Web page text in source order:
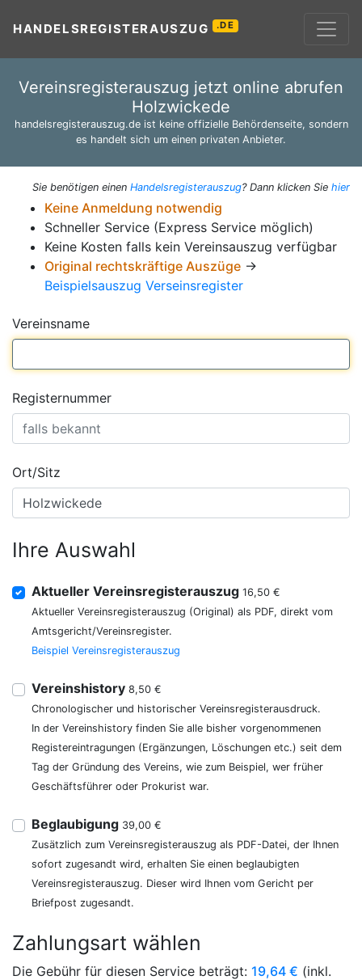
HANDELSREGISTERAUSZUG .DE
Vereinsregisterauszug jetzt online abrufen
Holzwickede
handelsregisterauszug.de ist keine offizielle Behördenseite, sondern
es handelt sich um einen privaten Anbieter.
Sie benötigen einen Handelsregisterauszug? Dann klicken Sie hier
Keine Anmeldung notwendig
Schneller Service (Express Service möglich)
Keine Kosten falls kein Vereinsauszug verfügbar
Original rechtskräftige Auszüge →
Beispielsauszug Verseinsregister
Vereinsname
Registernummer
Ort/Sitz
Ihre Auswahl
Aktueller Vereinsregisterauszug 16,50 €
Aktueller Vereinsregisterauszug (Original) als PDF, direkt vom
Amtsgericht/Vereinsregister.
Beispiel Vereinsregisterauszug
Vereinshistory 8,50 €
Chronologischer und historischer Vereinsregisterausdruck.
In der Vereinshistory finden Sie alle bisher vorgenommenen
Registereintragungen (Ergänzungen, Löschungen etc.) seit dem
Tag der Gründung des Vereins, wie zum Beispiel, wer früher
Geschäftsführer oder Prokurist war.
Beglaubigung 39,00 €
Zusätzlich zum Vereinsregisterauszug als PDF-Datei, der Ihnen
sofort zugesandt wird, erhalten Sie einen beglaubigten
Vereinsregisterauszug. Dieser wird Ihnen vom Gericht per
Briefpost zugesandt.
Zahlungsart wählen
Die Gebühr für diesen Service beträgt: 19,64 € (inkl.